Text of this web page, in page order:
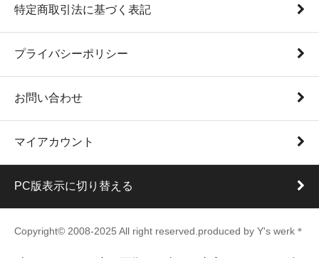
特定商取引法に基づく表記
プライバシーポリシー
お問い合わせ
マイアカウント
PC版表示に切り替える
Copyright© 2008-2025 All right reserved.produced by Y's werk＊